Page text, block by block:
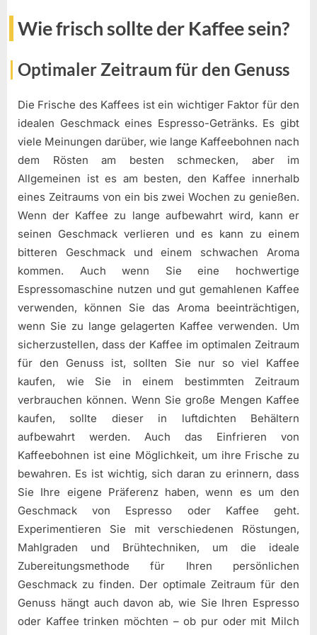
Wie frisch sollte der Kaffee sein?
Optimaler Zeitraum für den Genuss
Die Frische des Kaffees ist ein wichtiger Faktor für den
idealen Geschmack eines Espresso-Getränks. Es gibt
viele Meinungen darüber, wie lange Kaffeebohnen nach
dem Rösten am besten schmecken, aber im
Allgemeinen ist es am besten, den Kaffee innerhalb
eines Zeitraums von ein bis zwei Wochen zu genießen.
Wenn der Kaffee zu lange aufbewahrt wird, kann er
seinen Geschmack verlieren und es kann zu einem
bitteren Geschmack und einem schwachen Aroma
kommen. Auch wenn Sie eine hochwertige
Espressomaschine nutzen und gut gemahlenen Kaffee
verwenden, können Sie das Aroma beeinträchtigen,
wenn Sie zu lange gelagerten Kaffee verwenden. Um
sicherzustellen, dass der Kaffee im optimalen Zeitraum
für den Genuss ist, sollten Sie nur so viel Kaffee
kaufen, wie Sie in einem bestimmten Zeitraum
verbrauchen können. Wenn Sie große Mengen Kaffee
kaufen, sollte dieser in luftdichten Behältern
aufbewahrt werden. Auch das Einfrieren von
Kaffeebohnen ist eine Möglichkeit, um ihre Frische zu
bewahren. Es ist wichtig, sich daran zu erinnern, dass
Sie Ihre eigene Präferenz haben, wenn es um den
Geschmack von Espresso oder Kaffee geht.
Experimentieren Sie mit verschiedenen Röstungen,
Mahlgraden und Brühtechniken, um die ideale
Zubereitungsmethode für Ihren persönlichen
Geschmack zu finden. Der optimale Zeitraum für den
Genuss hängt auch davon ab, wie Sie Ihren Espresso
oder Kaffee trinken möchten – ob pur oder mit Milch